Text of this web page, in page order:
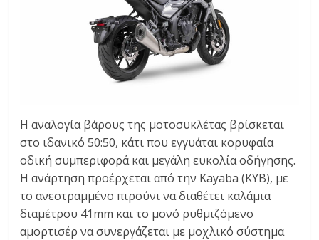
Η αναλογία βάρους της μοτοσυκλέτας βρίσκεται
στο ιδανικό 50:50, κάτι που εγγυάται κορυφαία
οδική συμπεριφορά και μεγάλη ευκολία οδήγησης.
Η ανάρτηση προέρχεται από την Kayaba (KYB), με
το ανεστραμμένο πιρούνι να διαθέτει καλάμια
διαμέτρου 41mm και το μονό ρυθμιζόμενο
αμορτισέρ να συνεργάζεται με μοχλικό σύστημα